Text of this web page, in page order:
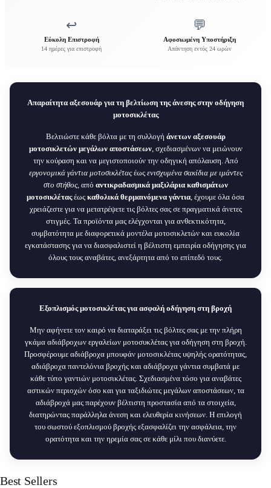
↩️
Εύκολη Επιστροφή
14 ημέρες για επιστροφή
💬
Αφοσιωμένη Υποστήριξη
Απάντηση εντός 24 ωρών
Απαραίτητα αξεσουάρ για τη βελτίωση της άνεσης στην οδήγηση
μοτοσικλέτας
Βελτιώστε κάθε βόλτα με τη συλλογή άνετων αξεσουάρ
μοτοσικλετών μεγάλων αποστάσεων, σχεδιασμένων να μειώνουν
την κούραση και να μεγιστοποιούν την οδηγική απόλαυση. Από
εργονομικά γάντια μοτοσικλέταςέως ενισχυμένα σακίδια με ιμάντες
στο στήθος, από αντικραδασμικά μαξιλάρια καθισμάτων
μοτοσικλέταςέως καθολικά θερμαινόμενα γάντια, έχουμε όλα όσα
χρειάζεστε για να μετατρέψετε τις βόλτες σας σε πραγματικά άνετες
στιγμές. Τα προϊόντα μας ελέγχονται για ανθεκτικότητα,
συμβατότητα με διαφορετικά μοντέλα μοτοσικλετών και ευκολία
εγκατάστασης για να διασφαλιστεί η βέλτιστη εμπειρία οδήγησης για
όλους τους αναβάτες, ανεξάρτητα από το επίπεδό τους.
Εξοπλισμός μοτοσικλέτας για ασφαλή οδήγηση στη βροχή
Μην αφήνετε τον καιρό να διαταράξει τις βόλτες σας με την πλήρη
γκάμα αδιάβροχων εργαλείων μοτοσυκλέτας για οδήγηση στη βροχή.
Προσφέρουμε αδιάβροχα μπουφάν μοτοσικλέτας υψηλής ορατότητας,
αδιάβροχα παντελόνια βροχής και αδιάβροχα γάντια συμβατά με
κάθε τύπο γαντιών μοτοσικλέτας. Σχεδιασμένα τόσο για αναβάτες
αστικών περιοχών όσο και για ταξιδιώτες μεγάλων αποστάσεων, τα
αδιάβροχά μας παρέχουν βέλτιστη προστασία από τα στοιχεία,
διατηρώντας παράλληλα άνεση και ελευθερία κινήσεων. Η επιλογή
του σωστού εξοπλισμού βροχής εξασφαλίζει την ασφάλεια, την
ορατότητα και την ηρεμία σας σε κάθε μίλι που διανύετε.
Best Sellers